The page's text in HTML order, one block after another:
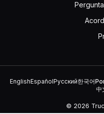
EnglishEspañolРусский한국어
中
© 2026